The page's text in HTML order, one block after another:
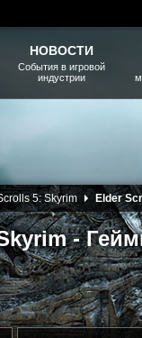
-
5: Skyrim Elder
НОВОСТИ
События в игровой
индустрии